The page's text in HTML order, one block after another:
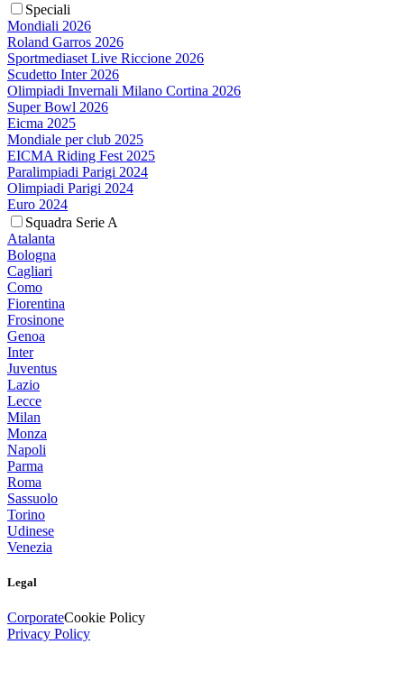
Speciali
Mondiali 2026
Roland Garros 2026
Sportmediaset Live Riccione 2026
Scudetto Inter 2026
Olimpiadi Invernali Milano Cortina 2026
Super Bowl 2026
Eicma 2025
Mondiale per club 2025
EICMA Riding Fest 2025
Paralimpiadi Parigi 2024
Olimpiadi Parigi 2024
Euro 2024
Squadra Serie A
Atalanta
Bologna
Cagliari
Como
Fiorentina
Frosinone
Genoa
Inter
Juventus
Lazio
Lecce
Milan
Monza
Napoli
Parma
Roma
Sassuolo
Torino
Udinese
Venezia
Legal
CorporateCookie Policy
Privacy Policy